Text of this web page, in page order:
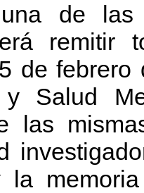
de
remitir
de febrero
y Salud
las
la